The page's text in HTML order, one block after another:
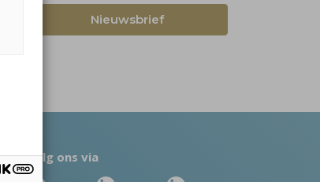
Nieuwsbrief
Volg ons via